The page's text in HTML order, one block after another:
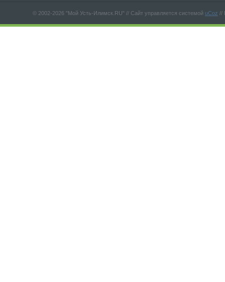
© 2002-2026 "Мой Усть-Илимск.RU" // Сайт управляется системой uCoz //